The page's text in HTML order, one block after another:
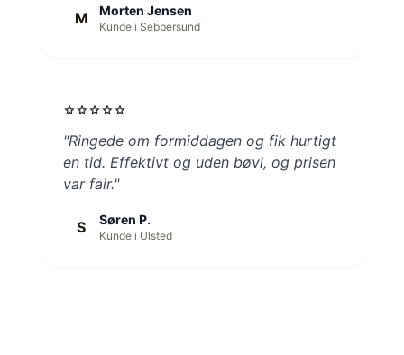
M Morten Jensen
Kunde i Sebbersund
starstarstarstarstar
"Ringede om formiddagen og fik hurtigt
en tid. Effektivt og uden bøvl, og prisen
var fair."
S Søren P.
Kunde i Ulsted